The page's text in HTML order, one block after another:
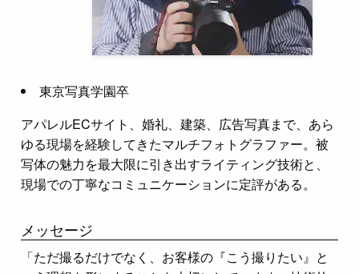
東京写真学園卒
アパレルECサイト、婚礼、建築、広告写真まで、あら
ゆる現場を経験してきたマルチフォトグラファー。被
写体の魅力を最大限に引き出すライティング技術と、
現場での丁寧なコミュニケーションに定評がある。
メッセージ
「ただ撮るだけでなく、お客様の『こう撮りたい』と